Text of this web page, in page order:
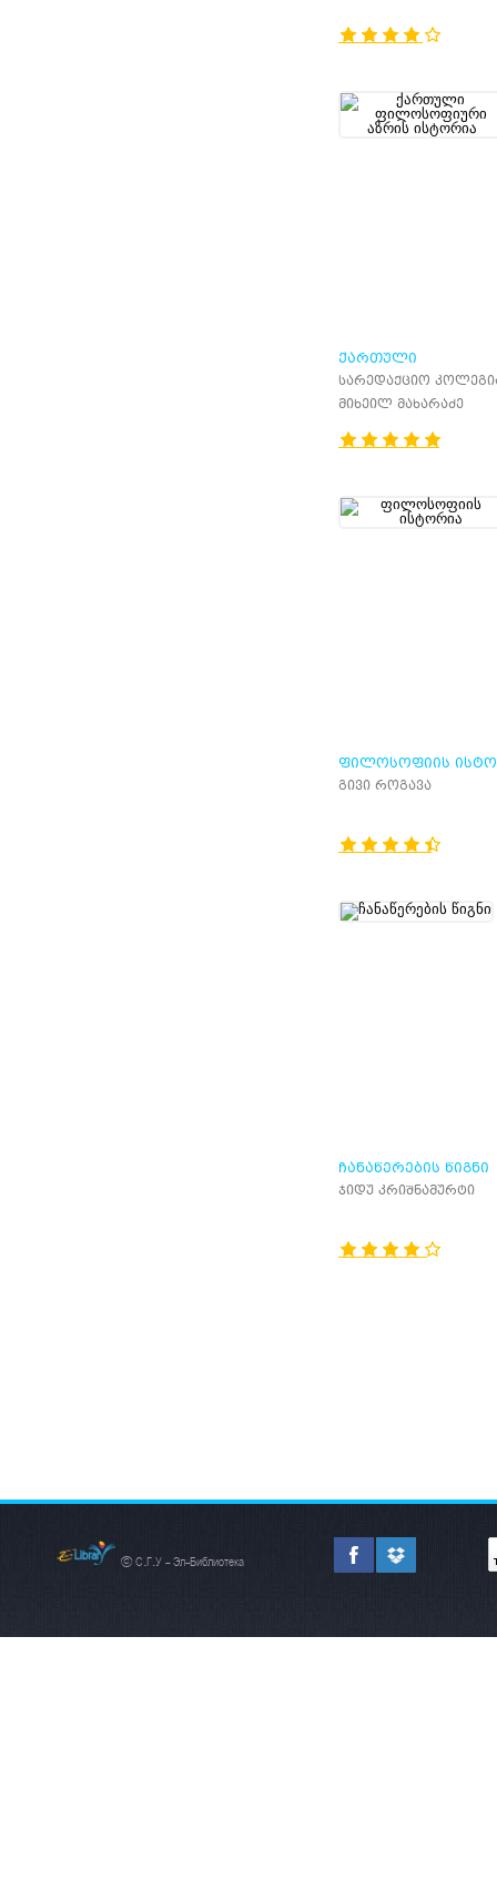
ᲥᲐᲠᲗᲣᲚᲘ
ᲤᲘᲚᲝᲡᲝᲤᲘᲣᲠᲘ
ᲘᲡᲢᲝᲠᲘᲐ
სარედაქციო
მიხეილ მახარაძე
ᲤᲘᲚᲝᲡᲝᲤᲘᲘᲡ
გივი როგავა
ᲩᲐᲜᲐᲬᲔᲠᲔᲑᲘᲡ ᲬᲘᲒᲜᲘ
ჯიდუ კრიშნამურტი
© С.Г.У - Эл-Библиотека